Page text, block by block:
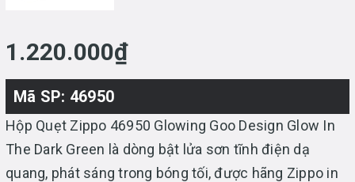
1.220.000₫
Mã SP: 46950
Hộp Quẹt Zippo 46950 Glowing Goo Design Glow In
The Dark Green là dòng bật lửa sơn tĩnh điện dạ
quang, phát sáng trong bóng tối, được hãng Zippo in